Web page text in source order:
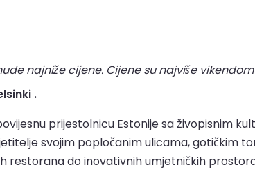
najniže cijene. Cijene su najviše
.
prijestolnicu Estonije sa živopisnim
svojim popločanim ulicama, gotičkim
restorana do inovativnih umjetničkih